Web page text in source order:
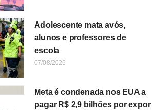
Adolescente mata avós,
alunos e professores de
escola
07/08/2026
Meta é condenada nos EUA a
pagar R$ 2,9 bilhões por expor